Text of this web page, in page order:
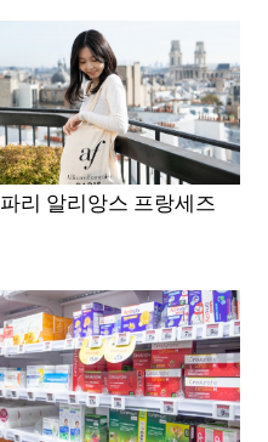
파리 알리앙스 프랑세즈